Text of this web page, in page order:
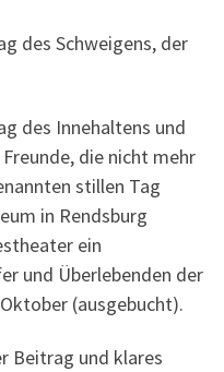
des Schweigens, der
des Innehaltens und
die nicht mehr
stillen Tag
in Rendsburg
ein
und Überlebenden der
(ausgebucht).
Beitrag und klares